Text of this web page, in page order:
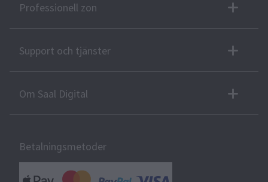
Professionell zon
Support och tjänster
Om Saal Digital
Betalningsmetoder